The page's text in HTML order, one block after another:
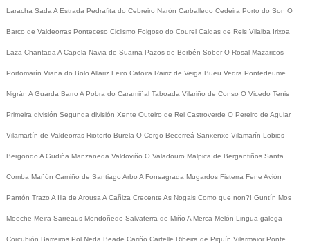
Laracha Sada A Estrada Pedrafita do Cebreiro Narón Carballedo Cedeira Porto do Son O
Barco de Valdeorras Ponteceso Ciclismo Folgoso do Courel Caldas de Reis Vilalba Irixoa
Laza Chantada A Capela Navia de Suarna Pazos de Borbén Sober O Rosal Mazaricos
Portomarín Viana do Bolo Allariz Leiro Catoira Rairiz de Veiga Bueu Vedra Pontedeume
Nigrán A Guarda Barro A Pobra do Caramiñal Taboada Vilariño de Conso O Vicedo Tenis
Primeira división Segunda división Xente Outeiro de Rei Castroverde O Pereiro de Aguiar
Vilamartín de Valdeorras Riotorto Burela O Corgo Becerreá Sanxenxo Vilamarín Lobios
Bergondo A Gudiña Manzaneda Valdoviño O Valadouro Malpica de Bergantiños Santa
Comba Mañón Camiño de Santiago Arbo A Fonsagrada Mugardos Fisterra Fene Avión
Pantón Trazo A Illa de Arousa A Cañiza Crecente As Nogais Como que non?! Guntín Mos
Moeche Meira Sarreaus Mondoñedo Salvaterra de Miño A Merca Melón Lingua galega
Corcubión Barreiros Pol Neda Beade Cariño Cartelle Ribeira de Piquín Vilarmaior Ponte